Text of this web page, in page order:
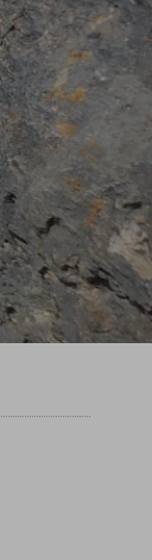
33